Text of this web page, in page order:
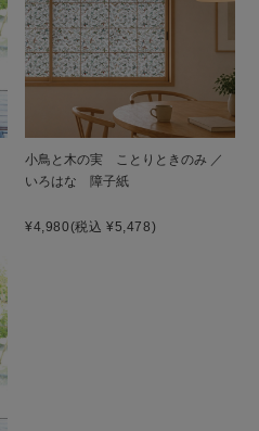
小鳥と木の実 ことりときのみ ／
いろはな 障子紙
¥4,980(税込 ¥5,478)